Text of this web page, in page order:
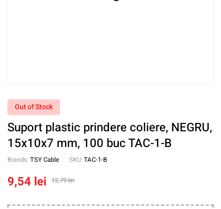
Out of Stock
Suport plastic prindere coliere, NEGRU,
15x10x7 mm, 100 buc TAC-1-B
Brands: TSY Cable SKU: TAC-1-B
12,79lei
9,54 lei